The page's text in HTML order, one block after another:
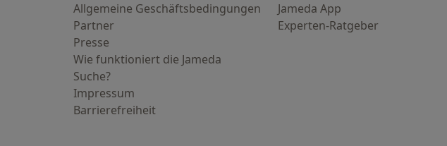
Allgemeine Geschäftsbedingungen
Partner
Presse
Wie funktioniert die Jameda
Suche?
Impressum
Barrierefreiheit
Jameda App
Experten-Ratgeber